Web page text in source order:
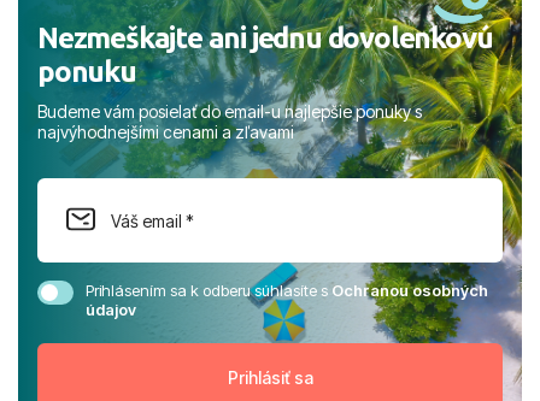
Nezmeškajte ani jednu dovolenkovú
ponuku
Budeme vám posielať do email-u najlepšie ponuky s
najvýhodnejšími cenami a zľavami
Prihlásením sa k odberu súhlasíte sOchranou osobných
údajov